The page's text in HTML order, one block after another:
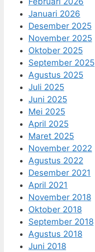
Januari 2026
Desember 2025
November 2025
Oktober 2025
September 2025
Agustus 2025
Juli 2025
Juni 2025
Mei 2025
April 2025
Maret 2025
November 2022
Agustus 2022
Desember 2021
April 2021
November 2018
Oktober 2018
September 2018
Agustus 2018
Juni 2018